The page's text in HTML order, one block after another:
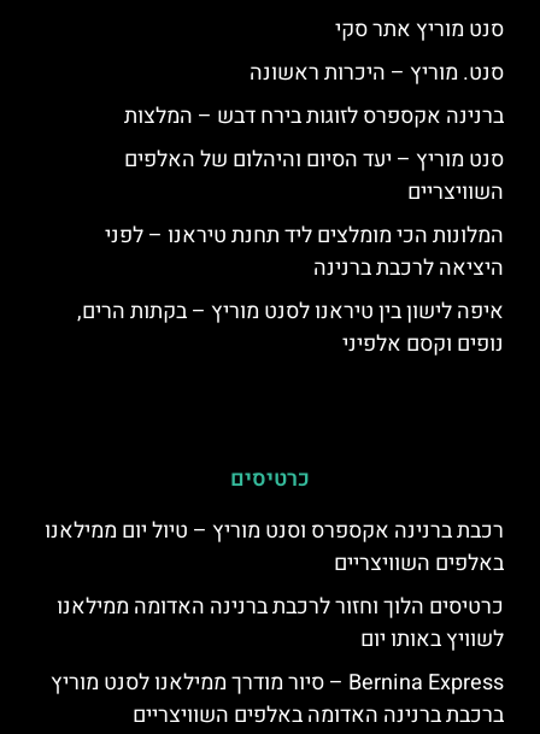
סנט מוריץ אתר סקי
סנט. מוריץ – היכרות ראשונה
ברנינה אקספרס לזוגות בירח דבש – המלצות
סנט מוריץ – יעד הסיום והיהלום של האלפים
השוויצריים
המלונות הכי מומלצים ליד תחנת טיראנו – לפני
היציאה לרכבת ברנינה
איפה לישון בין טיראנו לסנט מוריץ – בקתות הרים,
נופים וקסם אלפיני
כרטיסים
רכבת ברנינה אקספרס וסנט מוריץ – טיול יום ממילאנו
באלפים השוויצריים
כרטיסים הלוך וחזור לרכבת ברנינה האדומה ממילאנו
לשוויץ באותו יום
Bernina Express – סיור מודרך ממילאנו לסנט מוריץ
ברכבת ברנינה האדומה באלפים השוויצריים